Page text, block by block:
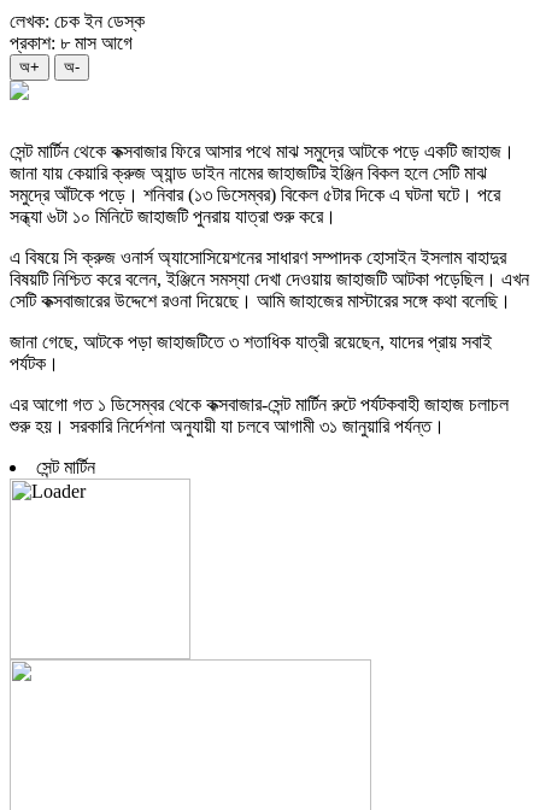
লেখক: চেক ইন ডেস্ক
প্রকাশ: ৮ মাস আগে
অ+ অ-
সেন্ট মার্টিন থেকে কক্সবাজার ফিরে আসার পথে মাঝ সমুদ্রে আটকে পড়ে একটি জাহাজ।
জানা যায় কেয়ারি ক্রুজ অ্যান্ড ডাইন নামের জাহাজটির ইঞ্জিন বিকল হলে সেটি মাঝ
সমুদ্রে আঁটকে পড়ে। শনিবার (১৩ ডিসেম্বর) বিকেল ৫টার দিকে এ ঘটনা ঘটে। পরে
সন্ধ্যা ৬টা ১০ মিনিটে জাহাজটি পুনরায় যাত্রা শুরু করে।
এ বিষয়ে সি ক্রুজ ওনার্স অ্যাসোসিয়েশনের সাধারণ সম্পাদক হোসাইন ইসলাম বাহাদুর
বিষয়টি নিশ্চিত করে বলেন, ইঞ্জিনে সমস্যা দেখা দেওয়ায় জাহাজটি আটকা পড়েছিল। এখন
সেটি কক্সবাজারের উদ্দেশে রওনা দিয়েছে। আমি জাহাজের মাস্টারের সঙ্গে কথা বলেছি।
জানা গেছে, আটকে পড়া জাহাজটিতে ৩ শতাধিক যাত্রী রয়েছেন, যাদের প্রায় সবাই
পর্যটক।
এর আগো গত ১ ডিসেম্বর থেকে কক্সবাজার-সেন্ট মার্টিন রুটে পর্যটকবাহী জাহাজ চলাচল
শুরু হয়। সরকারি নির্দেশনা অনুযায়ী যা চলবে আগামী ৩১ জানুয়ারি পর্যন্ত।
সেন্ট মার্টিন